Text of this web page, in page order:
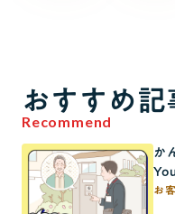
おすすめ記
Recommend
か
お